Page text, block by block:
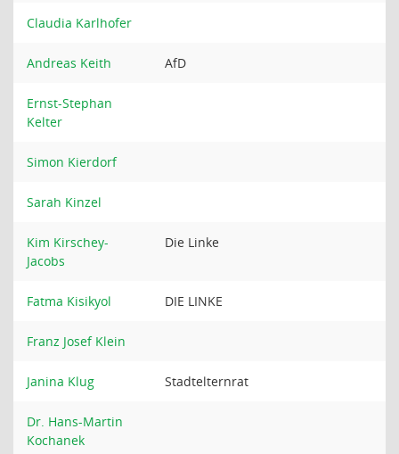
Claudia Karlhofer
Andreas Keith AfD
Ernst-Stephan
Kelter
Simon Kierdorf
Sarah Kinzel
Kim Kirschey-
Jacobs
Die Linke
Fatma Kisikyol DIE LINKE
Franz Josef Klein
Janina Klug Stadtelternrat
Dr. Hans-Martin
Kochanek